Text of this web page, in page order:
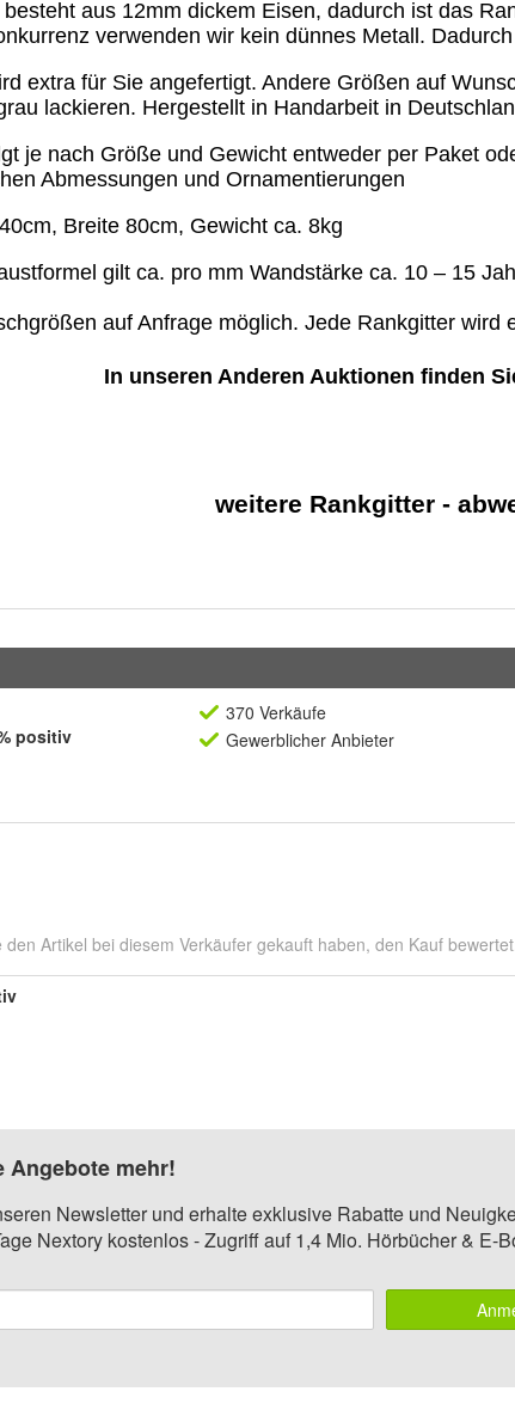
positiv
370 Verkäufe
Gewerblicher Anbieter
Artikel bei diesem Verkäufer gekauft haben, den Kauf
Angebote mehr!
Newsletter und erhalte exklusive Rabatte und
Nextory kostenlos - Zugriff auf 1,4 Mio. Hörbücher & E-